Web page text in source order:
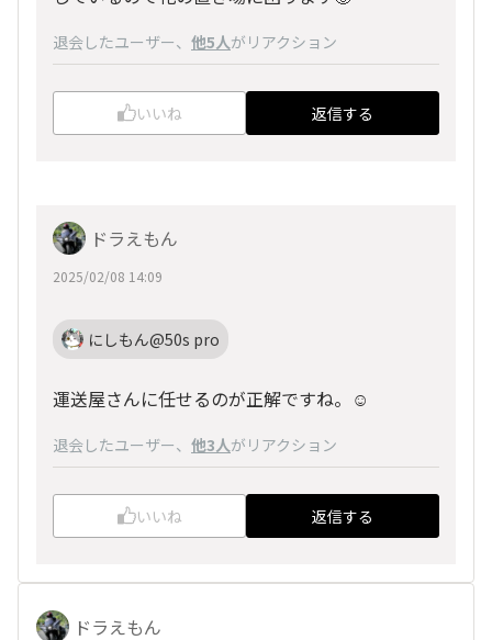
退会したユーザー、 他5人がリアクション
いいね 返信する
ドラえもん
2025/02/08 14:09
にしもん@50s pro
運送屋さんに任せるのが正解ですね。☺️
退会したユーザー、 他3人がリアクション
いいね 返信する
ドラえもん